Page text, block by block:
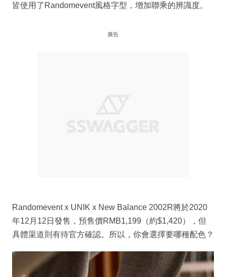
皆使用了Randomevent風格字型，增加聯乘的辨識度。
廣告
Randomevent x UNIK x New Balance 2002R將於2020
年12月12日發售，預售價RMB1,199（約$1,420），但
具體渠道則有待官方確認。所以，你會選擇要哪種配色？